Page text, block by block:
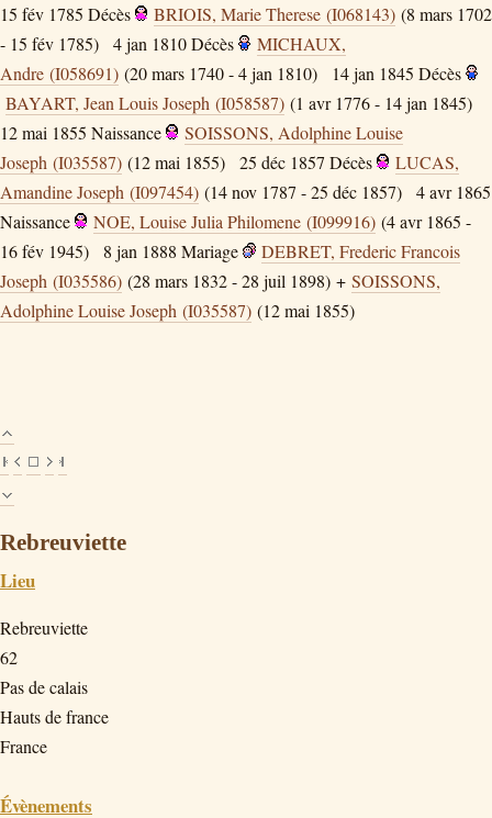
15 fév 1785 Décès BRIOIS, Marie Therese (I068143) (8 mars 1702
- 15 fév 1785)
4 jan 1810Décès
MICHAUX,
Andre (I058691) (20 mars 1740 - 4 jan 1810) 14 jan 1845 Décès
BAYART, Jean Louis Joseph (I058587) (1 avr 1776 - 14 jan 1845)
12 mai 1855 Naissance
SOISSONS, Adolphine Louise
Joseph (I035587) (12 mai 1855) 25 déc 1857 Décès
LUCAS,
Amandine Joseph (I097454) (14 nov 1787 - 25 déc 1857)
4 avr 1865
Naissance
NOE, Louise Julia Philomene (I099916) (4 avr 1865 -
16 fév 1945)
8 jan 1888 Mariage
DEBRET, Frederic Francois
Joseph (I035586) (28 mars 1832 - 28 juil 1898) + SOISSONS,
Adolphine Louise Joseph (I035587) (12 mai 1855)
Rebreuviette
Lieu
Rebreuviette
62
Pas de calais
Hauts de france
France
Évènements